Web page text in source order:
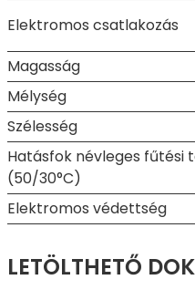
Elektromos csatlakozás
Magasság
Mélység
Szélesség
Hatásfok névleges fűtési
(50/30°C)
Elektromos védettség
LETÖLTHETŐ